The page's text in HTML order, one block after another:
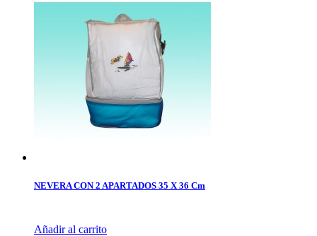
NEVERA CON 2 APARTADOS 35 X 36 Cm
Añadir al carrito